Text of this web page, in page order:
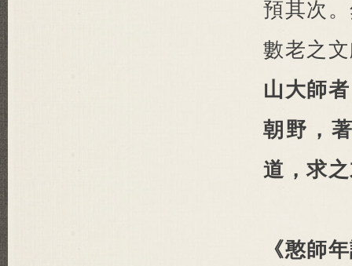
預其次
數老之
山大師
朝野，
道，求
《憨師